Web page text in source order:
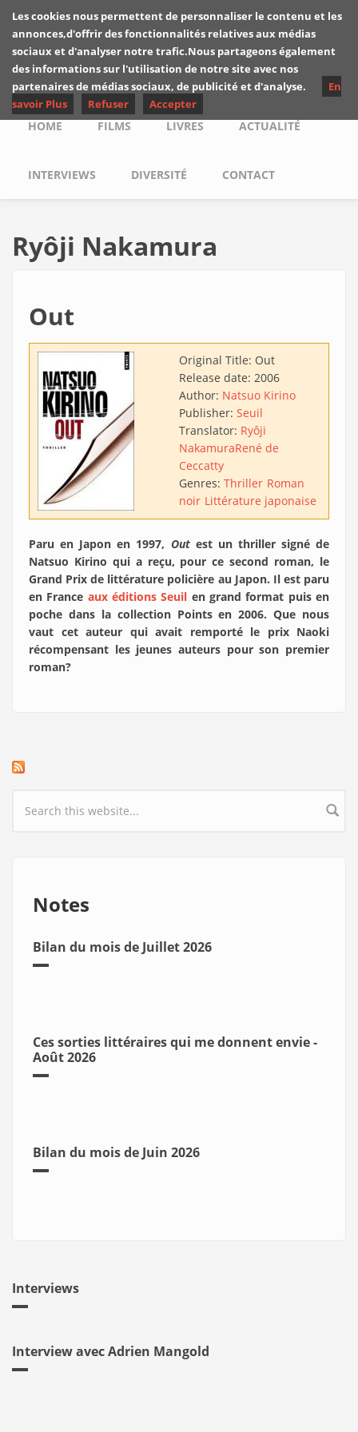
Skip to main content
Les critiques de
Yuyine
Main menu
HOME FILMS LIVRES ACTUALITÉ
INTERVIEWS DIVERSITÉ CONTACT
Ryôji Nakamura
Out
Original Title: Out
Release date: 2006
Author: Natsuo Kirino
Publisher: Seuil
Translator: Ryôji
NakamuraRené de
Ceccatty
Genres: Thriller Roman
noir Littérature japonaise
Paru en Japon en 1997, Out est un thriller signé de
Natsuo Kirino qui a reçu, pour ce second roman, le
Grand Prix de littérature policière au Japon. Il est paru
en France aux éditions Seuil en grand format puis en
poche dans la collection Points en 2006. Que nous
vaut cet auteur qui avait remporté le prix Naoki
récompensant les jeunes auteurs pour son premier
roman?
Search form
Notes
Bilan du mois de Juillet 2026
Ces sorties littéraires qui me donnent envie -
Août 2026
Bilan du mois de Juin 2026
Interviews
Interview avec Adrien Mangold
Les cookies nous permettent de personnaliser le contenu et les
annonces,d'offrir des fonctionnalités relatives aux médias
sociaux et d'analyser notre trafic.Nous partageons également
des informations sur l'utilisation de notre site avec nos
partenaires de médias sociaux, de publicité et d'analyse.
En
savoir Plus
Refuser Accepter